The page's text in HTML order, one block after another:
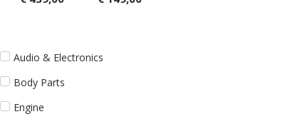
Audio & Electronics
Body Parts
Engine